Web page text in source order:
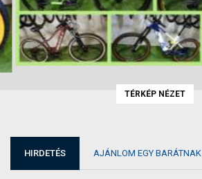
TÉRKÉP NÉZET
HIRDETÉS AJÁNLOM EGY BARÁTNAK